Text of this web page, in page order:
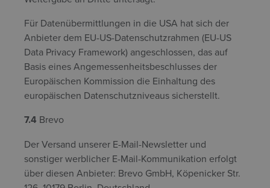
Für Datenübermittlungen in die USA hat sich der
Anbieter dem EU-US-Datenschutzrahmen (EU-US
Data Privacy Framework) angeschlossen, das auf
Basis eines Angemessenheitsbeschlusses der
Europäischen Kommission die Einhaltung des
europäischen Datenschutzniveaus sicherstellt.
7.4 Brevo
Der Versand unserer E-Mail-Newsletter und
sonstiger werblicher E-Mail-Kommunikation erfolgt
über diesen Anbieter: Brevo GmbH, Köpenicker Str.